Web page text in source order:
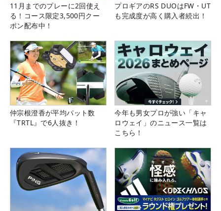
11月までのプレーに2回使え
る！コース限定3,500円クー
ポン配布中！
プロギアのRS DUOはFW・UT
も完成度が高く購入者続出！
仲宗根澄香が平均パット数
『TRTL』で6人抜き！
今年も男女プロが強い「キャ
ロウェイ」のニュース一覧は
こちら！